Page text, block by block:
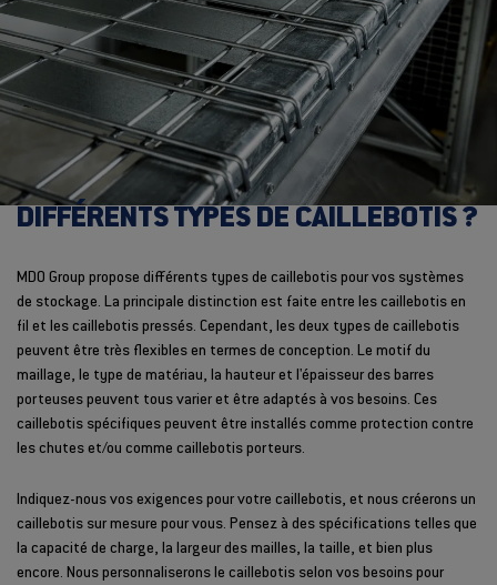
DIFFÉRENTS TYPES DE CAILLEBOTIS ?
MDO Group propose différents types de caillebotis pour vos systèmes
de stockage. La principale distinction est faite entre les caillebotis en
fil et les caillebotis pressés. Cependant, les deux types de caillebotis
peuvent être très flexibles en termes de conception. Le motif du
maillage, le type de matériau, la hauteur et l'épaisseur des barres
porteuses peuvent tous varier et être adaptés à vos besoins. Ces
caillebotis spécifiques peuvent être installés comme protection contre
les chutes et/ou comme caillebotis porteurs.
Indiquez-nous vos exigences pour votre caillebotis, et nous créerons un
caillebotis sur mesure pour vous. Pensez à des spécifications telles que
la capacité de charge, la largeur des mailles, la taille, et bien plus
encore. Nous personnaliserons le caillebotis selon vos besoins pour